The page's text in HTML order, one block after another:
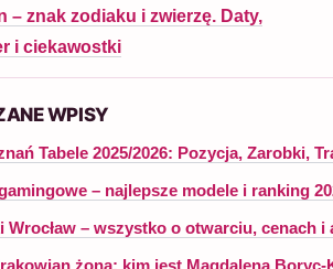
– znak zodiaku i zwierzę. Daty,
i ciekawostki
WPISY
Tabele 2025/2026: Pozycja, Zarobki,
– najlepsze modele i ranking
Wrocław – wszystko o otwarciu, cenach i
żona: kim jest Magdalena Boryc-